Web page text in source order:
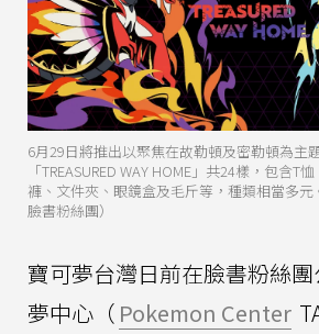
6月29日將推出以聚焦在故勒頓及密勒頓為主
「TREASURED WAY HOME」共24樣，包含T
褲、文件夾、眼鏡盒及毛斤等，種類相當多
臉書粉絲團）
寶可夢台灣日前在臉書粉絲
夢中心（ Pokemon Center